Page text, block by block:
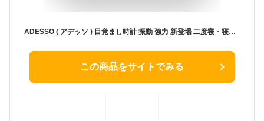
ADESSO ( アデッソ ) 目覚まし時計 振動 強力 新登場 二度寝・寝坊防止 ブルブルクラッシュ 薄型 デジタル 大画面 バイブレーション アラーム 音 おしゃれ コンパクト 朝 バックライト 光 振動式 子供 BB-01 割引
この商品をサイトでみる